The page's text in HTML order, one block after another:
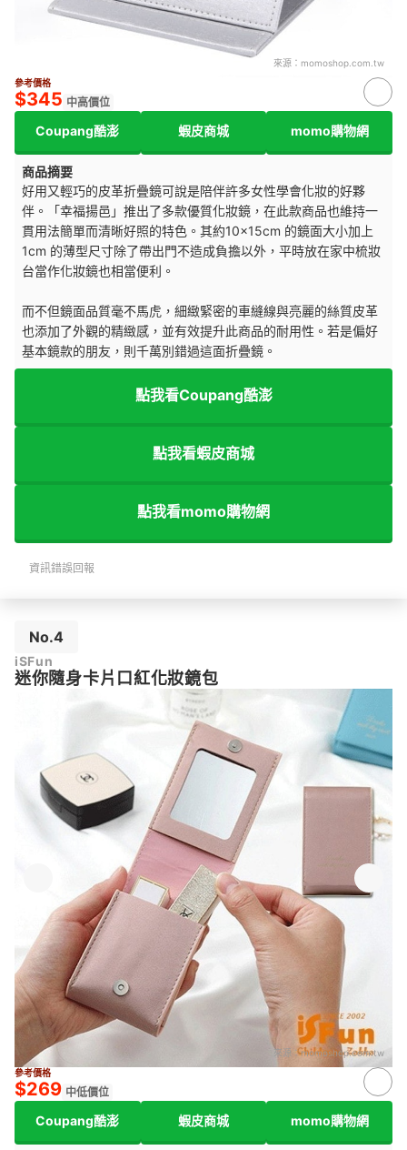
來源： momoshop.com.tw
參考價格
$345 中高價位
Coupang酷澎 蝦皮商城 momo購物網
商品摘要
好用又輕巧的皮革折疊鏡可說是陪伴許多女性學會化妝的好夥
伴。「幸福揚邑」推出了多款優質化妝鏡，在此款商品也維持一
貫用法簡單而清晰好照的特色。其約10×15cm 的鏡面大小加上
1cm 的薄型尺寸除了帶出門不造成負擔以外，平時放在家中梳妝
台當作化妝鏡也相當便利。
而不但鏡面品質毫不馬虎，細緻緊密的車縫線與亮麗的絲質皮革
也添加了外觀的精緻感，並有效提升此商品的耐用性。若是偏好
基本鏡款的朋友，則千萬別錯過這面折疊鏡。
點我看Coupang酷澎
點我看蝦皮商城
點我看momo購物網
資訊錯誤回報
No.4
iSFun
迷你隨身卡片口紅化妝鏡包
來源：momoshop.com.tw
參考價格
$269 中低價位
Coupang酷澎 蝦皮商城 momo購物網